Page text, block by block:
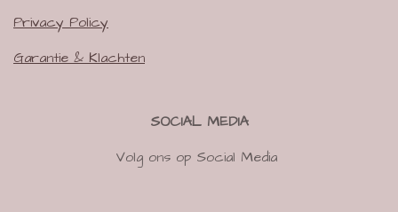
Privacy Policy
Garantie & Klachten
SOCIAL MEDIA
Volg ons op Social Media